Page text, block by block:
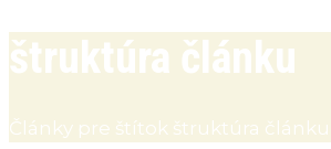
štruktúra článku
Články pre štítok štruktúra článku